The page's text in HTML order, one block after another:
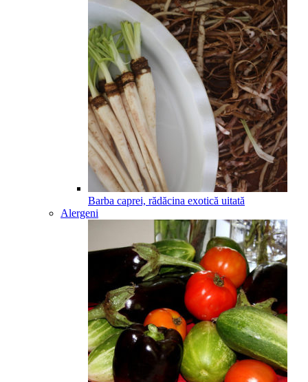
Barba caprei, rădăcina exotică uitată
Alergeni